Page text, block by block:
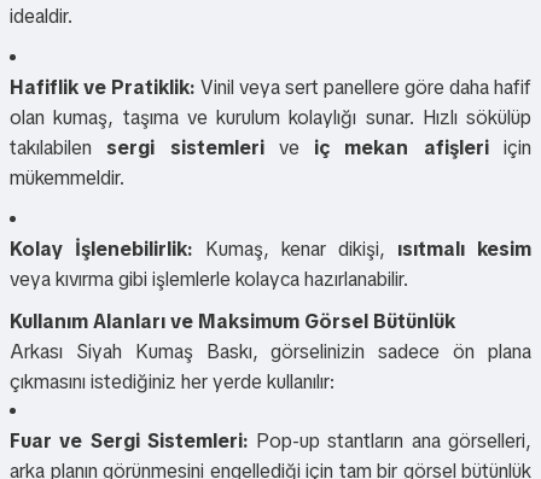
idealdir.
Hafiflik ve Pratiklik: Vinil veya sert panellere göre daha hafif
olan kumaş, taşıma ve kurulum kolaylığı sunar. Hızlı sökülüp
takılabilensergi sistemlerive iç mekan afişleriiçin
mükemmeldir.
Kolay İşlenebilirlik: Kumaş, kenar dikişi, ısıtmalı kesim
veya kıvırma gibi işlemlerle kolayca hazırlanabilir.
Kullanım Alanları ve Maksimum Görsel Bütünlük
Arkası Siyah Kumaş Baskı, görselinizin sadece ön plana
çıkmasını istediğiniz her yerde kullanılır:
Fuar ve Sergi Sistemleri: Pop-up stantların ana görselleri,
arka planın görünmesini engellediği için tam bir görsel bütünlük